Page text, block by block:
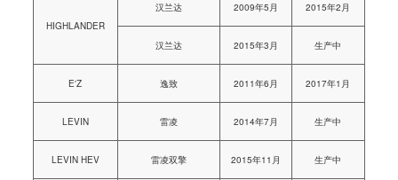
HIGHLANDER
汉兰达 2009年5月 2015年2月
汉兰达 2015年3月 生产中
E'Z 逸致 2011年6月 2017年1月
LEVIN 雷凌 2014年7月 生产中
LEVIN HEV 雷凌双擎 2015年11月 生产中